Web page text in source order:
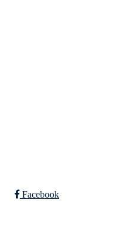
Facebook